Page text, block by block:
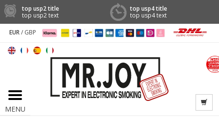
top usp2 title
top usp2 text
top usp4 title
top usp4 text
EUR/ GBP
MENU